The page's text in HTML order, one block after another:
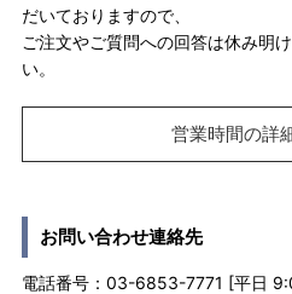
だいておりますので、
ご注文やご質問への回答は休み明
い。
営業時間の詳
お問い合わせ連絡先
電話番号：03-6853-7771 [平日